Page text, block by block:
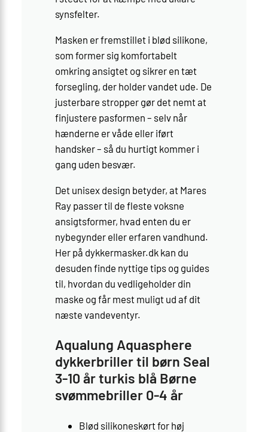
synsfelter.
Masken er fremstillet i blød silikone,
som former sig komfortabelt
omkring ansigtet og sikrer en tæt
forsegling, der holder vandet ude. De
justerbare stropper gør det nemt at
finjustere pasformen – selv når
hænderne er våde eller iført
handsker – så du hurtigt kommer i
gang uden besvær.
Det unisex design betyder, at Mares
Ray passer til de fleste voksne
ansigtsformer, hvad enten du er
nybegynder eller erfaren vandhund.
Her på dykkermasker.dk kan du
desuden finde nyttige tips og guides
til, hvordan du vedligeholder din
maske og får mest muligt ud af dit
næste vandeventyr.
Aqualung Aquasphere
dykkerbriller til børn Seal
3-10 år turkis blå Børne
svømmebriller 0-4 år
Blød silikoneskørt for høj